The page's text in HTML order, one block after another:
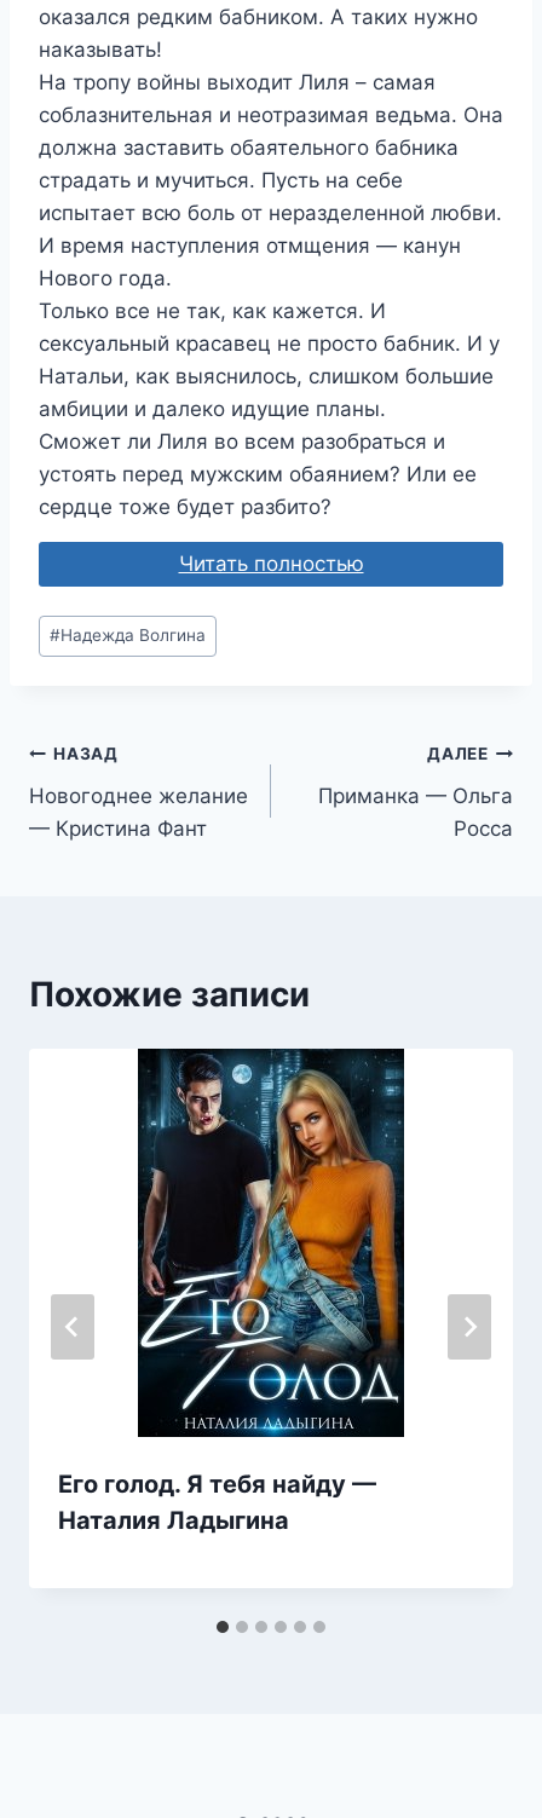
оказался редким бабником. А таких нужно
наказывать!
На тропу войны выходит Лиля – самая
соблазнительная и неотразимая ведьма. Она
должна заставить обаятельного бабника
страдать и мучиться. Пусть на себе
испытает всю боль от неразделенной любви.
И время наступления отмщения — канун
Нового года.
Только все не так, как кажется. И
сексуальный красавец не просто бабник. И у
Натальи, как выяснилось, слишком большие
амбиции и далеко идущие планы.
Сможет ли Лиля во всем разобраться и
устоять перед мужским обаянием? Или ее
сердце тоже будет разбито?
Читать полностью
Метки
записи:
#Надежда Волгина
Навигация
по
НАЗАД
Новогоднее желание
— Кристина Фант
ДАЛЕЕ
Приманка — Ольга
Росса
Похожие записи
Его голод. Я тебя найду —
Наталия Ладыгина